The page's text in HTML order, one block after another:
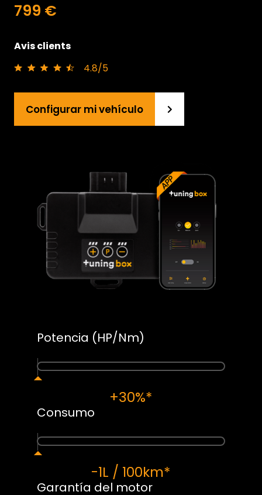
799 €
Avis clients
4.8/5
Configurar mi vehículo
Potencia (HP/Nm)
+30%*
Consumo
-1L / 100km*
Garantía del motor